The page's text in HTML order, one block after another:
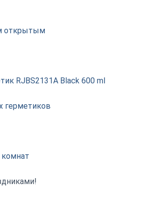
открытым
RJBS2131A Black 600 ml
герметиков